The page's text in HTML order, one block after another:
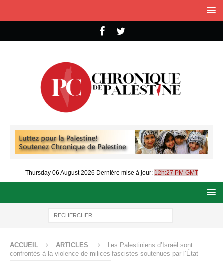
Thursday 06 August 2026 Dernière mise à jour: 12h:27 PM GMT
ACCUEIL ARTICLES
Les Palestiniens d’Israël sont
confrontés à la violence de milices fascistes soutenues par l’État